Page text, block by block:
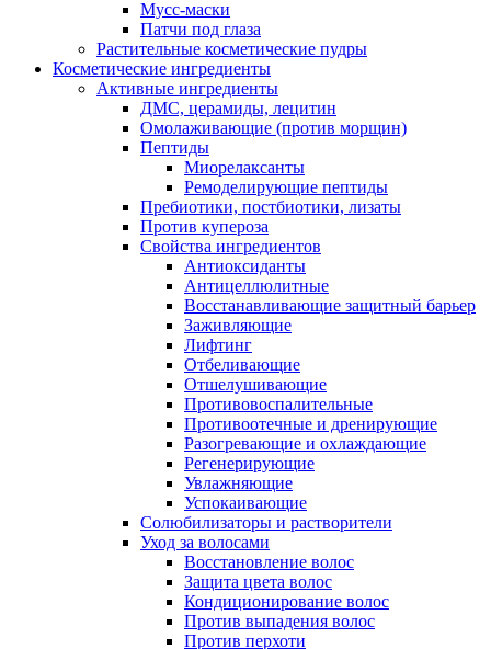
Мусс-маски
Патчи под глаза
Растительные косметические пудры
Косметические ингредиенты
Активные ингредиенты
ДМС, церамиды, лецитин
Омолаживающие (против морщин)
Пептиды
Миорелаксанты
Ремоделирующие пептиды
Пребиотики, постбиотики, лизаты
Против купероза
Свойства ингредиентов
Антиоксиданты
Антицеллюлитные
Восстанавливающие защитный барьер
Заживляющие
Лифтинг
Отбеливающие
Отшелушивающие
Противовоспалительные
Противоотечные и дренирующие
Разогревающие и охлаждающие
Регенерирующие
Увлажняющие
Успокаивающие
Солюбилизаторы и растворители
Уход за волосами
Восстановление волос
Защита цвета волос
Кондиционирование волос
Против выпадения волос
Против перхоти